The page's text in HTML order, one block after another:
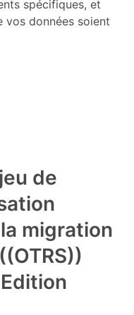
spécifiques, et
vos données soient
de
migration